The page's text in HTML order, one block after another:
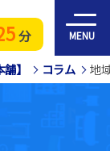
分 MENU
】 コラム 地